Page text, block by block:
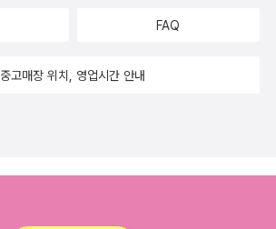
FAQ
중고매장 위치, 영업시간 안내